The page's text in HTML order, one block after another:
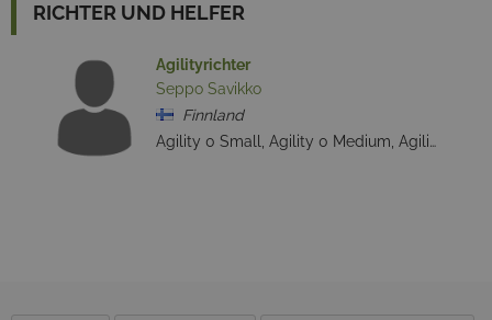
RICHTER UND HELFER
Agilityrichter
Seppo Savikko
Finnland
Agility 0 Small, Agility 0 Medium, Agility 0 Large, Agility 1 Small, Agility 1 Medium, Agility 1 Large, Agility Open Small, Agility Open Medium, Agility Open Large, Jumping Open Small, Jumping Open Medium, Jumping Open Large